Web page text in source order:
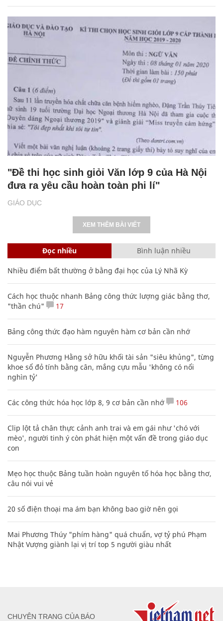
GIÁO DỤC
"Đề thi học sinh giỏi Văn lớp 9 của Hà Nội
đưa ra yêu cầu hoàn toàn phi lí"
XEM THÊM BÀI VIẾT
Đọc nhiều Bình luận nhiều
Nhiều điểm bất thường ở bằng đại học của Lý Nhã Kỳ
Cách học thuộc nhanh Bảng công thức lượng giác bằng thơ,
"thần chú"
17
Bảng công thức đạo hàm nguyên hàm cơ bản cần nhớ
Nguyễn Phương Hằng sở hữu khối tài sản "siêu khủng", từng
khoe sổ đỏ tính bằng cân, mắng cựu mẫu 'không có nổi
nghìn tỷ'
Các công thức hóa học lớp 8, 9 cơ bản cần nhớ 106
Clip lột tả chân thực cảnh anh trai và em gái như 'chó với
mèo', người tinh ý còn phát hiện một vấn đề trong giáo dục
con
Mẹo học thuộc Bảng tuần hoàn nguyên tố hóa học bằng thơ,
câu nói vui vẻ
20 số điện thoại ma ám bạn không bao giờ nên gọi
Mai Phương Thúy "phím hàng" quá chuẩn, vợ tỷ phú Phạm
Nhật Vượng giành lại vị trí top 5 người giàu nhất
CHUYÊN TRANG CỦA BÁO